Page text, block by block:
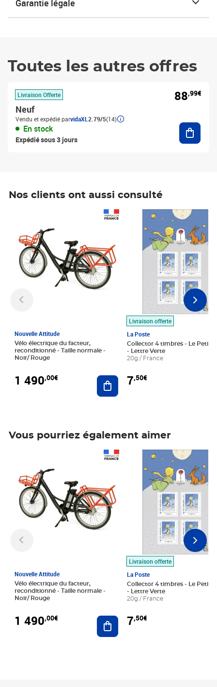
Garantie légale
Toutes les autres offres
Livraison Offerte
Neuf
Vendu et expédié parvidaXL 2.79/5(14)
En stock
Expédié sous 3 jours
88,99€
Nos clients ont aussi consulté
Nouvelle Attitude
Vélo électrique du facteur,
reconditionné - Taille normale -
Noir/ Rouge
1 490,00€ Ajouter au panier
Livraison offerte
La Poste
Collector 4 timbres - Le Petit
- Lettre Verte
20g / France
7,50€
Prix 7,50€
Vous pourriez également aimer
Nouvelle Attitude
Vélo électrique du facteur,
reconditionné - Taille normale -
Noir/ Rouge
1 490,00€ Ajouter au panier
Livraison offerte
La Poste
Collector 4 timbres - Le Petit
- Lettre Verte
20g / France
7,50€
Prix 7,50€